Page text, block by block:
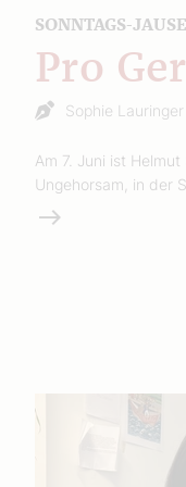
SONNTAGS-JAUSE
Pro
Sophie Lauringer
Am 7. Juni ist
Ungehorsam, in der
Weiterlesen